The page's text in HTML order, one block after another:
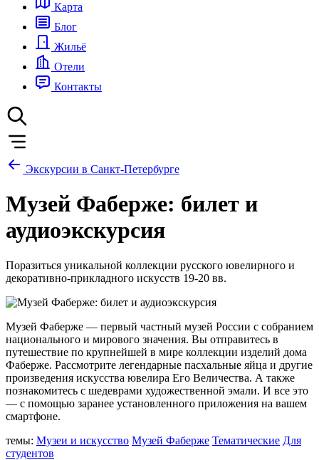
Карта
Блог
Жильё
Отели
Контакты
Экскурсии в Санкт-Петербурге
Музей Фаберже: билет и
аудиоэкскурсия
Поразиться уникальной коллекции русского ювелирного и
декоративно-прикладного искусств 19-20 вв.
Музей Фаберже — первый частный музей России с собранием
национального и мирового значения. Вы отправитесь в
путешествие по крупнейшей в мире коллекции изделий дома
Фаберже. Рассмотрите легендарные пасхальные яйца и другие
произведения искусства ювелира Его Величества. А также
познакомитесь с шедеврами художественной эмали. И все это
— с помощью заранее установленного приложения на вашем
смартфоне.
темы: Музеи и искусство Музей Фаберже Тематические Для
студентов